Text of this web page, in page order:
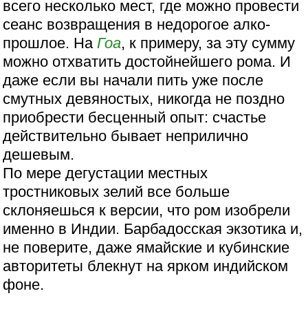
всего несколько мест, где можно провести
сеанс возвращения в недорогое алко-
прошлое. На Гоа, к примеру, за эту сумму
можно отхватить достойнейшего рома. И
даже если вы начали пить уже после
смутных девяностых, никогда не поздно
приобрести бесценный опыт: счастье
действительно бывает неприлично
дешевым.
По мере дегустации местных
тростниковых зелий все больше
склоняешься к версии, что ром изобрели
именно в Индии. Барбадосская экзотика и,
не поверите, даже ямайские и кубинские
авторитеты блекнут на ярком индийском
фоне.